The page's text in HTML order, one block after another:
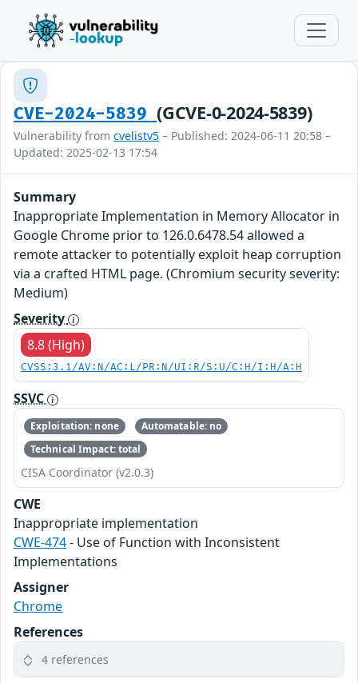
CVE-2024-5839(GCVE-0-2024-5839)
Vulnerability from cvelistv5 – Published: 2024-06-11 20:58 –
Updated: 2025-02-13 17:54
Summary
Inappropriate Implementation in Memory Allocator in
Google Chrome prior to 126.0.6478.54 allowed a
remote attacker to potentially exploit heap corruption
via a crafted HTML page. (Chromium security severity:
Medium)
Severity
8.8 (High)
CVSS:3.1/AV:N/AC:L/PR:N/UI:R/S:U/C:H/I:H/A:H
SSVC
Exploitation: none
Automatable: no
Technical Impact: total
CISA Coordinator (v2.0.3)
CWE
Inappropriate implementation
CWE-474- Use of Function with Inconsistent
Implementations
Assigner
Chrome
References
4 references